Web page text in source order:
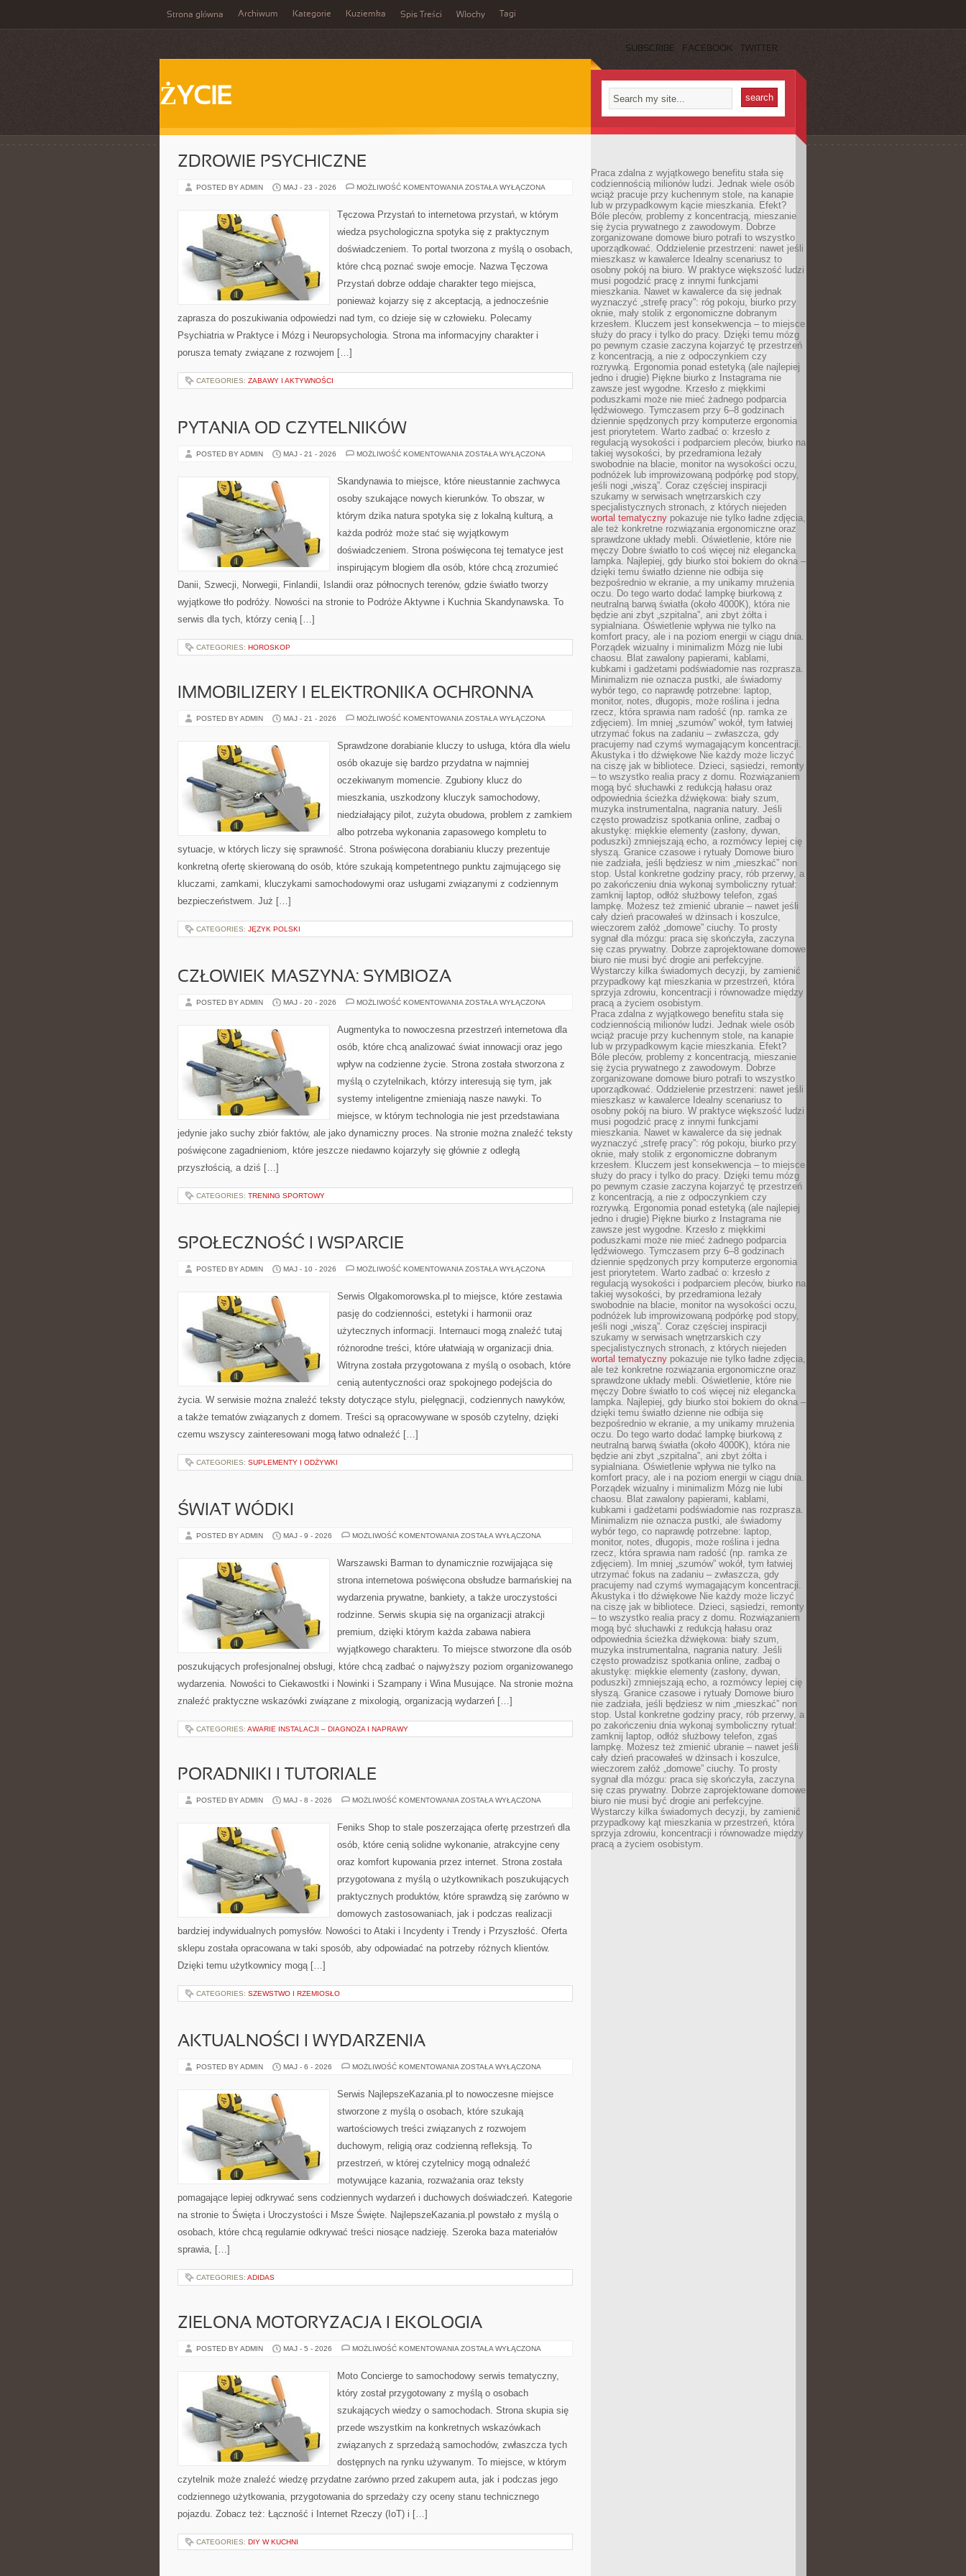
Strona główna Archiwum Kategorie Kuziemka Spis Treści Włochy Tagi
SUBSCRIBE FACEBOOK TWITTER
ŻYCIE
ZDROWIE PSYCHICZNE
POSTED BY ADMIN MAJ - 23 - 2026 MOŻLIWOŚĆ KOMENTOWANIA ZDROWIE
ZOSTAŁA WYŁĄCZONA
Tęczowa Przystań to internetowa przystań, w którym
wiedza psychologiczna spotyka się z praktycznym
doświadczeniem. To portal tworzona z myślą o osobach,
które chcą poznać swoje emocje. Nazwa Tęczowa
Przystań dobrze oddaje charakter tego miejsca,
ponieważ kojarzy się z akceptacją, a jednocześnie
zaprasza do poszukiwania odpowiedzi nad tym, co dzieje się w człowieku. Polecamy
Psychiatria w Praktyce i Mózg i Neuropsychologia. Strona ma informacyjny charakter i
porusza tematy związane z rozwojem […]
CATEGORIES: ZABAWY I AKTYWNOŚCI
PYTANIA OD CZYTELNIKÓW
POSTED BY ADMIN MAJ - 21 - 2026 MOŻLIWOŚĆ KOMENTOWANIA PYTANIA
ZOSTAŁA WYŁĄCZONA
Skandynawia to miejsce, które nieustannie zachwyca
osoby szukające nowych kierunków. To obszar, w
którym dzika natura spotyka się z lokalną kulturą, a
każda podróż może stać się wyjątkowym
doświadczeniem. Strona poświęcona tej tematyce jest
inspirującym blogiem dla osób, które chcą zrozumieć
Danii, Szwecji, Norwegii, Finlandii, Islandii oraz północnych terenów, gdzie światło tworzy
wyjątkowe tło podróży. Nowości na stronie to Podróże Aktywne i Kuchnia Skandynawska. To
serwis dla tych, którzy cenią […]
CATEGORIES: HOROSKOP
IMMOBILIZERY I ELEKTRONIKA OCHRONNA
POSTED BY ADMIN MAJ - 21 - 2026 MOŻLIWOŚĆ KOMENTOWANIA IMMOBILIZERY
OCHRONNA
ZOSTAŁA WYŁĄCZONA
Sprawdzone dorabianie kluczy to usługa, która dla wielu
osób okazuje się bardzo przydatna w najmniej
oczekiwanym momencie. Zgubiony klucz do
mieszkania, uszkodzony kluczyk samochodowy,
niedziałający pilot, zużyta obudowa, problem z zamkiem
albo potrzeba wykonania zapasowego kompletu to
sytuacje, w których liczy się sprawność. Strona poświęcona dorabianiu kluczy prezentuje
konkretną ofertę skierowaną do osób, które szukają kompetentnego punktu zajmującego się
kluczami, zamkami, kluczykami samochodowymi oraz usługami związanymi z codziennym
bezpieczeństwem. Już […]
CATEGORIES: JĘZYK POLSKI
CZŁOWIEK–MASZYNA: SYMBIOZA
POSTED BY ADMIN MAJ - 20 - 2026 MOŻLIWOŚĆ KOMENTOWANIA CZŁOWIEK–
ZOSTAŁA WYŁĄCZONA
Augmentyka to nowoczesna przestrzeń internetowa dla
osób, które chcą analizować świat innowacji oraz jego
wpływ na codzienne życie. Strona została stworzona z
myślą o czytelnikach, którzy interesują się tym, jak
systemy inteligentne zmieniają nasze nawyki. To
miejsce, w którym technologia nie jest przedstawiana
jedynie jako suchy zbiór faktów, ale jako dynamiczny proces. Na stronie można znaleźć teksty
poświęcone zagadnieniom, które jeszcze niedawno kojarzyły się głównie z odległą
przyszłością, a dziś […]
CATEGORIES: TRENING SPORTOWY
SPOŁECZNOŚĆ I WSPARCIE
POSTED BY ADMIN MAJ - 10 - 2026 MOŻLIWOŚĆ KOMENTOWANIA SPOŁECZNOŚĆ
ZOSTAŁA WYŁĄCZONA
Serwis Olgakomorowska.pl to miejsce, które zestawia
pasję do codzienności, estetyki i harmonii oraz
użytecznych informacji. Internauci mogą znaleźć tutaj
różnorodne treści, które ułatwiają w organizacji dnia.
Witryna została przygotowana z myślą o osobach, które
cenią autentyczności oraz spokojnego podejścia do
życia. W serwisie można znaleźć teksty dotyczące stylu, pielęgnacji, codziennych nawyków,
a także tematów związanych z domem. Treści są opracowywane w sposób czytelny, dzięki
czemu wszyscy zainteresowani mogą łatwo odnaleźć […]
CATEGORIES: SUPLEMENTY I ODŻYWKI
ŚWIAT WÓDKI
POSTED BY ADMIN MAJ - 9 - 2026 MOŻLIWOŚĆ KOMENTOWANIA ŚWIAT
ZOSTAŁA WYŁĄCZONA
Warszawski Barman to dynamicznie rozwijająca się
strona internetowa poświęcona obsłudze barmańskiej na
wydarzenia prywatne, bankiety, a także uroczystości
rodzinne. Serwis skupia się na organizacji atrakcji
premium, dzięki którym każda zabawa nabiera
wyjątkowego charakteru. To miejsce stworzone dla osób
poszukujących profesjonalnej obsługi, które chcą zadbać o najwyższy poziom organizowanego
wydarzenia. Nowości to Ciekawostki i Nowinki i Szampany i Wina Musujące. Na stronie można
znaleźć praktyczne wskazówki związane z mixologią, organizacją wydarzeń […]
CATEGORIES: AWARIE INSTALACJI – DIAGNOZA I NAPRAWY
PORADNIKI I TUTORIALE
POSTED BY ADMIN MAJ - 8 - 2026 MOŻLIWOŚĆ KOMENTOWANIA PORADNIKI
ZOSTAŁA WYŁĄCZONA
Feniks Shop to stale poszerzająca ofertę przestrzeń dla
osób, które cenią solidne wykonanie, atrakcyjne ceny
oraz komfort kupowania przez internet. Strona została
przygotowana z myślą o użytkownikach poszukujących
praktycznych produktów, które sprawdzą się zarówno w
domowych zastosowaniach, jak i podczas realizacji
bardziej indywidualnych pomysłów. Nowości to Ataki i Incydenty i Trendy i Przyszłość. Oferta
sklepu została opracowana w taki sposób, aby odpowiadać na potrzeby różnych klientów.
Dzięki temu użytkownicy mogą […]
CATEGORIES: SZEWSTWO I RZEMIOSŁO
AKTUALNOŚCI I WYDARZENIA
POSTED BY ADMIN MAJ - 6 - 2026 MOŻLIWOŚĆ KOMENTOWANIA AKTUALNOŚCI
ZOSTAŁA WYŁĄCZONA
Serwis NajlepszeKazania.pl to nowoczesne miejsce
stworzone z myślą o osobach, które szukają
wartościowych treści związanych z rozwojem
duchowym, religią oraz codzienną refleksją. To
przestrzeń, w której czytelnicy mogą odnaleźć
motywujące kazania, rozważania oraz teksty
pomagające lepiej odkrywać sens codziennych wydarzeń i duchowych doświadczeń. Kategorie
na stronie to Święta i Uroczystości i Msze Święte. NajlepszeKazania.pl powstało z myślą o
osobach, które chcą regularnie odkrywać treści niosące nadzieję. Szeroka baza materiałów
sprawia, […]
CATEGORIES: ADIDAS
ZIELONA MOTORYZACJA I EKOLOGIA
POSTED BY ADMIN MAJ - 5 - 2026 MOŻLIWOŚĆ KOMENTOWANIA ZIELONA
ZOSTAŁA WYŁĄCZONA
Moto Concierge to samochodowy serwis tematyczny,
który został przygotowany z myślą o osobach
szukających wiedzy o samochodach. Strona skupia się
przede wszystkim na konkretnych wskazówkach
związanych z sprzedażą samochodów, zwłaszcza tych
dostępnych na rynku używanym. To miejsce, w którym
czytelnik może znaleźć wiedzę przydatne zarówno przed zakupem auta, jak i podczas jego
codziennego użytkowania, przygotowania do sprzedaży czy oceny stanu technicznego
pojazdu. Zobacz też: Łączność i Internet Rzeczy (IoT) i […]
CATEGORIES: DIY W KUCHNI
Praca zdalna z wyjątkowego benefitu stała się
codziennością milionów ludzi. Jednak wiele osób
wciąż pracuje przy kuchennym stole, na kanapie
lub w przypadkowym kącie mieszkania. Efekt?
Bóle pleców, problemy z koncentracją, mieszanie
się życia prywatnego z zawodowym. Dobrze
zorganizowane domowe biuro potrafi to wszystko
uporządkować. Oddzielenie przestrzeni: nawet jeśli
mieszkasz w kawalerce Idealny scenariusz to
osobny pokój na biuro. W praktyce większość ludzi
musi pogodzić pracę z innymi funkcjami
mieszkania. Nawet w kawalerce da się jednak
wyznaczyć „strefę pracy”: róg pokoju, biurko przy
oknie, mały stolik z ergonomiczne dobranym
krzesłem. Kluczem jest konsekwencja – to miejsce
służy do pracy i tylko do pracy. Dzięki temu mózg
po pewnym czasie zaczyna kojarzyć tę przestrzeń
z koncentracją, a nie z odpoczynkiem czy
rozrywką. Ergonomia ponad estetyką (ale najlepiej
jedno i drugie) Piękne biurko z Instagrama nie
zawsze jest wygodne. Krzesło z miękkimi
poduszkami może nie mieć żadnego podparcia
lędźwiowego. Tymczasem przy 6–8 godzinach
dziennie spędzonych przy komputerze ergonomia
jest priorytetem. Warto zadbać o: krzesło z
regulacją wysokości i podparciem pleców, biurko na
takiej wysokości, by przedramiona leżały
swobodnie na blacie, monitor na wysokości oczu,
podnóżek lub improwizowaną podpórkę pod stopy,
jeśli nogi „wiszą”. Coraz częściej inspiracji
szukamy w serwisach wnętrzarskich czy
specjalistycznych stronach, z których niejeden
wortal tematyczny pokazuje nie tylko ładne zdjęcia,
ale też konkretne rozwiązania ergonomiczne oraz
sprawdzone układy mebli. Oświetlenie, które nie
męczy Dobre światło to coś więcej niż elegancka
lampka. Najlepiej, gdy biurko stoi bokiem do okna –
dzięki temu światło dzienne nie odbija się
bezpośrednio w ekranie, a my unikamy mrużenia
oczu. Do tego warto dodać lampkę biurkową z
neutralną barwą światła (około 4000K), która nie
będzie ani zbyt „szpitalna”, ani zbyt żółta i
sypialniana. Oświetlenie wpływa nie tylko na
komfort pracy, ale i na poziom energii w ciągu dnia.
Porządek wizualny i minimalizm Mózg nie lubi
chaosu. Blat zawalony papierami, kablami,
kubkami i gadżetami podświadomie nas rozprasza.
Minimalizm nie oznacza pustki, ale świadomy
wybór tego, co naprawdę potrzebne: laptop,
monitor, notes, długopis, może roślina i jedna
rzecz, która sprawia nam radość (np. ramka ze
zdjęciem). Im mniej „szumów” wokół, tym łatwiej
utrzymać fokus na zadaniu – zwłaszcza, gdy
pracujemy nad czymś wymagającym koncentracji.
Akustyka i tło dźwiękowe Nie każdy może liczyć
na ciszę jak w bibliotece. Dzieci, sąsiedzi, remonty
– to wszystko realia pracy z domu. Rozwiązaniem
mogą być słuchawki z redukcją hałasu oraz
odpowiednia ścieżka dźwiękowa: biały szum,
muzyka instrumentalna, nagrania natury. Jeśli
często prowadzisz spotkania online, zadbaj o
akustykę: miękkie elementy (zasłony, dywan,
poduszki) zmniejszają echo, a rozmówcy lepiej cię
słyszą. Granice czasowe i rytuały Domowe biuro
nie zadziała, jeśli będziesz w nim „mieszkać” non
stop. Ustal konkretne godziny pracy, rób przerwy, a
po zakończeniu dnia wykonaj symboliczny rytuał:
zamknij laptop, odłóż służbowy telefon, zgaś
lampkę. Możesz też zmienić ubranie – nawet jeśli
cały dzień pracowałeś w dżinsach i koszulce,
wieczorem załóż „domowe” ciuchy. To prosty
sygnał dla mózgu: praca się skończyła, zaczyna
się czas prywatny. Dobrze zaprojektowane domowe
biuro nie musi być drogie ani perfekcyjne.
Wystarczy kilka świadomych decyzji, by zamienić
przypadkowy kąt mieszkania w przestrzeń, która
sprzyja zdrowiu, koncentracji i równowadze między
pracą a życiem osobistym.
Praca zdalna z wyjątkowego benefitu stała się
codziennością milionów ludzi. Jednak wiele osób
wciąż pracuje przy kuchennym stole, na kanapie
lub w przypadkowym kącie mieszkania. Efekt?
Bóle pleców, problemy z koncentracją, mieszanie
się życia prywatnego z zawodowym. Dobrze
zorganizowane domowe biuro potrafi to wszystko
uporządkować. Oddzielenie przestrzeni: nawet jeśli
mieszkasz w kawalerce Idealny scenariusz to
osobny pokój na biuro. W praktyce większość ludzi
musi pogodzić pracę z innymi funkcjami
mieszkania. Nawet w kawalerce da się jednak
wyznaczyć „strefę pracy”: róg pokoju, biurko przy
oknie, mały stolik z ergonomiczne dobranym
krzesłem. Kluczem jest konsekwencja – to miejsce
służy do pracy i tylko do pracy. Dzięki temu mózg
po pewnym czasie zaczyna kojarzyć tę przestrzeń
z koncentracją, a nie z odpoczynkiem czy
rozrywką. Ergonomia ponad estetyką (ale najlepiej
jedno i drugie) Piękne biurko z Instagrama nie
zawsze jest wygodne. Krzesło z miękkimi
poduszkami może nie mieć żadnego podparcia
lędźwiowego. Tymczasem przy 6–8 godzinach
dziennie spędzonych przy komputerze ergonomia
jest priorytetem. Warto zadbać o: krzesło z
regulacją wysokości i podparciem pleców, biurko na
takiej wysokości, by przedramiona leżały
swobodnie na blacie, monitor na wysokości oczu,
podnóżek lub improwizowaną podpórkę pod stopy,
jeśli nogi „wiszą”. Coraz częściej inspiracji
szukamy w serwisach wnętrzarskich czy
specjalistycznych stronach, z których niejeden
wortal tematyczny pokazuje nie tylko ładne zdjęcia,
ale też konkretne rozwiązania ergonomiczne oraz
sprawdzone układy mebli. Oświetlenie, które nie
męczy Dobre światło to coś więcej niż elegancka
lampka. Najlepiej, gdy biurko stoi bokiem do okna –
dzięki temu światło dzienne nie odbija się
bezpośrednio w ekranie, a my unikamy mrużenia
oczu. Do tego warto dodać lampkę biurkową z
neutralną barwą światła (około 4000K), która nie
będzie ani zbyt „szpitalna”, ani zbyt żółta i
sypialniana. Oświetlenie wpływa nie tylko na
komfort pracy, ale i na poziom energii w ciągu dnia.
Porządek wizualny i minimalizm Mózg nie lubi
chaosu. Blat zawalony papierami, kablami,
kubkami i gadżetami podświadomie nas rozprasza.
Minimalizm nie oznacza pustki, ale świadomy
wybór tego, co naprawdę potrzebne: laptop,
monitor, notes, długopis, może roślina i jedna
rzecz, która sprawia nam radość (np. ramka ze
zdjęciem). Im mniej „szumów” wokół, tym łatwiej
utrzymać fokus na zadaniu – zwłaszcza, gdy
pracujemy nad czymś wymagającym koncentracji.
Akustyka i tło dźwiękowe Nie każdy może liczyć
na ciszę jak w bibliotece. Dzieci, sąsiedzi, remonty
– to wszystko realia pracy z domu. Rozwiązaniem
mogą być słuchawki z redukcją hałasu oraz
odpowiednia ścieżka dźwiękowa: biały szum,
muzyka instrumentalna, nagrania natury. Jeśli
często prowadzisz spotkania online, zadbaj o
akustykę: miękkie elementy (zasłony, dywan,
poduszki) zmniejszają echo, a rozmówcy lepiej cię
słyszą. Granice czasowe i rytuały Domowe biuro
nie zadziała, jeśli będziesz w nim „mieszkać” non
stop. Ustal konkretne godziny pracy, rób przerwy, a
po zakończeniu dnia wykonaj symboliczny rytuał:
zamknij laptop, odłóż służbowy telefon, zgaś
lampkę. Możesz też zmienić ubranie – nawet jeśli
cały dzień pracowałeś w dżinsach i koszulce,
wieczorem załóż „domowe” ciuchy. To prosty
sygnał dla mózgu: praca się skończyła, zaczyna
się czas prywatny. Dobrze zaprojektowane domowe
biuro nie musi być drogie ani perfekcyjne.
Wystarczy kilka świadomych decyzji, by zamienić
przypadkowy kąt mieszkania w przestrzeń, która
sprzyja zdrowiu, koncentracji i równowadze między
pracą a życiem osobistym.